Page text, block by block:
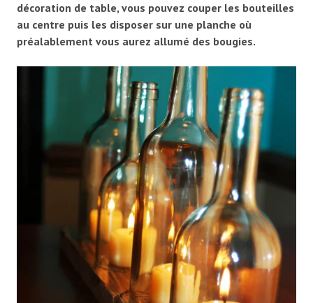
décoration de table, vous pouvez couper les bouteilles
au centre puis les disposer sur une planche où
préalablement vous aurez allumé des bougies.